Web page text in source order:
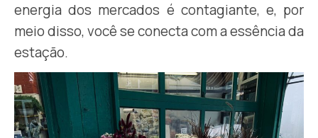
energia dos mercados é contagiante, e, por
meio disso, você se conecta com a essência da
estação.